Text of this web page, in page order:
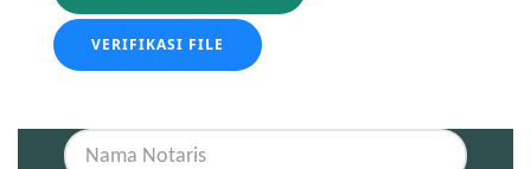
VERIFIKASI FILE